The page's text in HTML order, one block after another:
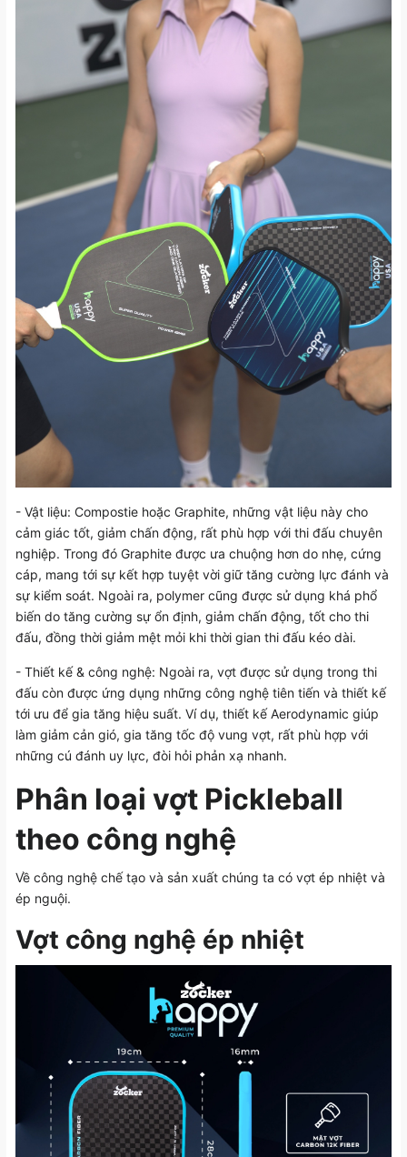
- Vật liệu: Compostie hoặc Graphite, những vật liệu này cho
cảm giác tốt, giảm chấn động, rất phù hợp với thi đấu chuyên
nghiệp. Trong đó Graphite được ưa chuộng hơn do nhẹ, cứng
cáp, mang tới sự kết hợp tuyệt vời giữ tăng cường lực đánh và
sự kiểm soát. Ngoài ra, polymer cũng được sử dụng khá phổ
biến do tăng cường sự ổn định, giảm chấn động, tốt cho thi
đấu, đồng thời giảm mệt mỏi khi thời gian thi đấu kéo dài.
- Thiết kế & công nghệ: Ngoài ra, vợt được sử dụng trong thi
đấu còn được ứng dụng những công nghệ tiên tiến và thiết kế
tới ưu để gia tăng hiệu suất. Ví dụ, thiết kế Aerodynamic giúp
làm giảm cản gió, gia tăng tốc độ vung vợt, rất phù hợp với
những cú đánh uy lực, đòi hỏi phản xạ nhanh.
Phân loại vợt Pickleball
theo công nghệ
Về công nghệ chế tạo và sản xuất chúng ta có vợt ép nhiệt và
ép nguội.
Vợt công nghệ ép nhiệt